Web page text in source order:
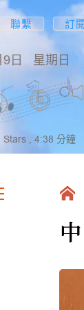
聯繫 訂
日 星期日
Stars , 4:38 分鐘